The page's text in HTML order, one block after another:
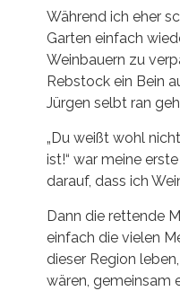
Während ich eher
Garten einfach
Weinbauern zu
Rebstock ein Bein
Jürgen selbt ran
„Du weißt wohl
ist!“ war meine
darauf, dass ich
Dann die rettende
einfach die vielen
dieser Region
wären, gemeinsam